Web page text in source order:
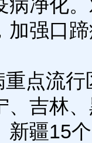
病净化
加强口
点流行
、吉林
新疆15